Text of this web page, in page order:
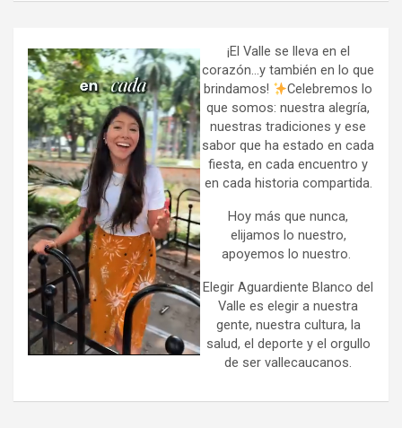
h
¡El Valle se lleva en el
corazón…y también en lo que
brindamos!
Celebremos lo
que somos: nuestra alegría,
nuestras tradiciones y ese
sabor que ha estado en cada
fiesta, en cada encuentro y
en cada historia compartida.
Hoy más que nunca,
elijamos lo nuestro,
apoyemos lo nuestro.
Elegir Aguardiente Blanco del
Valle es elegir a nuestra
gente, nuestra cultura, la
salud, el deporte y el orgullo
de ser vallecaucanos.